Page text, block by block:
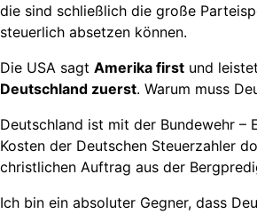
die sind schließlich die große
steuerlich absetzen können.
Die USA sagt Amerika first und
Deutschland zuerst. Warum muss
Deutschland ist mit der Bundewehr –
Kosten der Deutschen Steuerzahler
christlichen Auftrag aus der
Ich bin ein absoluter Gegner, dass